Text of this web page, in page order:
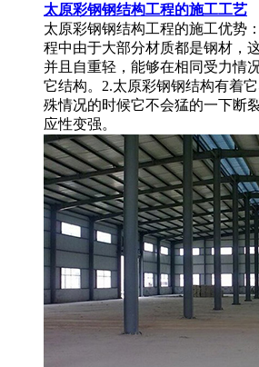
太原彩钢钢结构工程的施工工艺
太原彩钢钢结构工程的施工优势
程中由于大部分材质都是钢材，
并且自重轻，能够在相同受力情
它结构。2.太原彩钢钢结构有着
殊情况的时候它不会猛的一下断
应性变强。